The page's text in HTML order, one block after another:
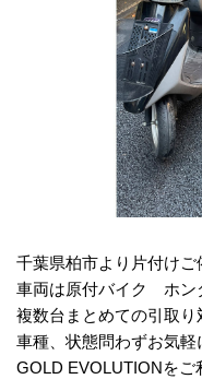
千葉県柏市より片付けご
車両は原付バイク ホン
複数台まとめての引取り
車種、状態問わずお気軽
GOLD EVOLUTIONをご